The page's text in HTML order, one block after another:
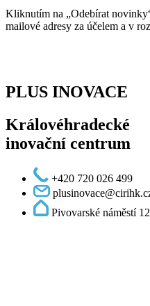
Kliknutím na „Odebírat
mailové adresy za účelem a v
PLUS INOVACE
Královéhradecké
inovační centrum
+420 720 026 499
Pivovarské náměstí